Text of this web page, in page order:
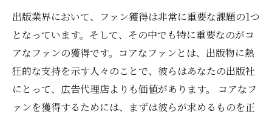
出版業界において、ファン獲得は非常に重要な課題の1つ
となっています。そして、その中でも特に重要なのがコ
アなファンの獲得です。コアなファンとは、出版物に熱
狂的な支持を示す人々のことで、彼らはあなたの出版社
にとって、広告代理店よりも価値があります。 コアなフ
ァンを獲得するためには、まずは彼らが求めるものを正